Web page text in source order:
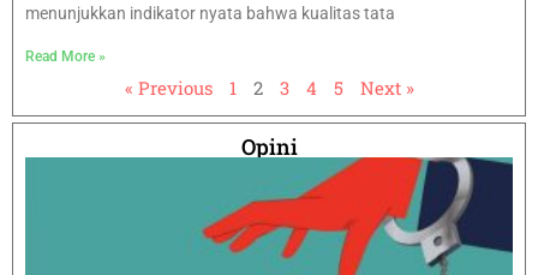
menunjukkan indikator nyata bahwa kualitas tata
Read More »
« Previous 1 2 3 4 5 Next »
Opini